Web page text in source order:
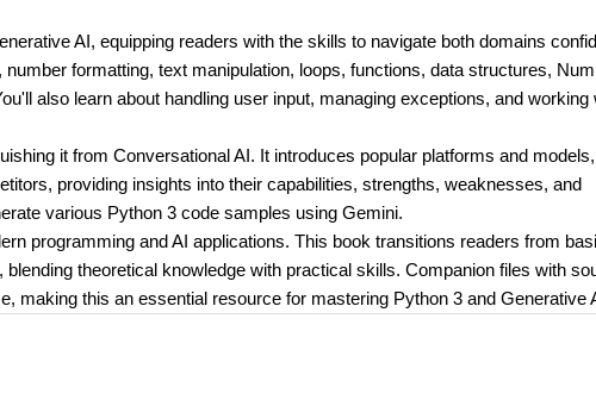
AI, equipping readers with the skills to navigate both domains
formatting, text manipulation, loops, functions, data structures,
also learn about handling user input, managing exceptions, and working
it from Conversational AI. It introduces popular platforms and models,
providing insights into their capabilities, strengths, weaknesses, and
various Python 3 code samples using Gemini.
programming and AI applications. This book transitions readers from
theoretical knowledge with practical skills. Companion files with
making this an essential resource for mastering Python 3 and Generative